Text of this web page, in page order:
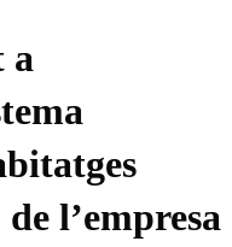
a
l’empresa